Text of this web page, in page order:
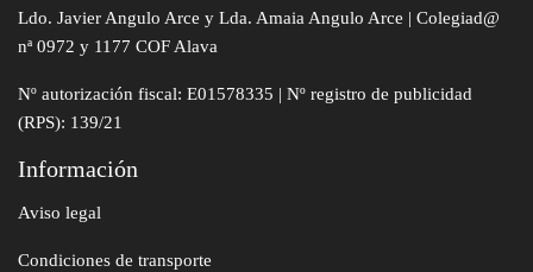
Ldo. Javier Angulo Arce y Lda. Amaia Angulo Arce | Colegiad@
nª 0972 y 1177 COF Alava
Nº autorización fiscal: E01578335 | Nº registro de publicidad
(RPS): 139/21
Información
Aviso legal
Condiciones de transporte